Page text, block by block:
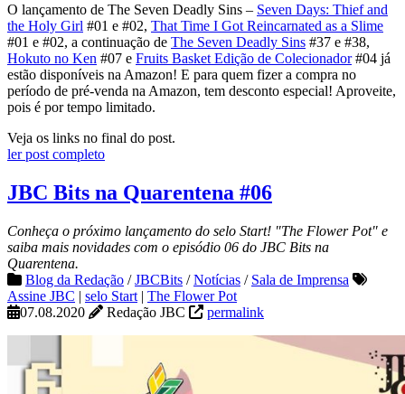
O lançamento de The Seven Deadly Sins – Seven Days: Thief and
the Holy Girl #01 e #02, That Time I Got Reincarnated as a Slime
#01 e #02, a continuação de The Seven Deadly Sins #37 e #38,
Hokuto no Ken #07 e Fruits Basket Edição de Colecionador#04 já
estão disponíveis na Amazon! E para quem fizer a compra no
período de pré-venda na Amazon, tem desconto especial! Aproveite,
pois é por tempo limitado.
Veja os links no final do post.
ler post completo
JBC Bits na Quarentena #06
Conheça o próximo lançamento do selo Start! "The Flower Pot" e
saiba mais novidades com o episódio 06 do JBC Bits na
Quarentena.
Blog da Redação /JBCBits /Notícias / Sala de Imprensa
Assine JBC | selo Start | The Flower Pot
07.08.2020
Redação JBC permalink